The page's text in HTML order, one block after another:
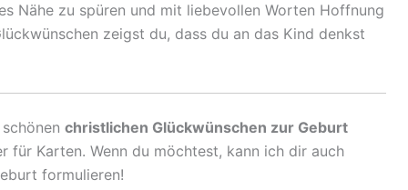
Nähe zu spüren und mit liebevollen Worten Hoffnung
zeigst du, dass du an das Kind denkst
christlichen Glückwünschen zur Geburt
Karten. Wenn du möchtest, kann ich dir auch
formulieren!